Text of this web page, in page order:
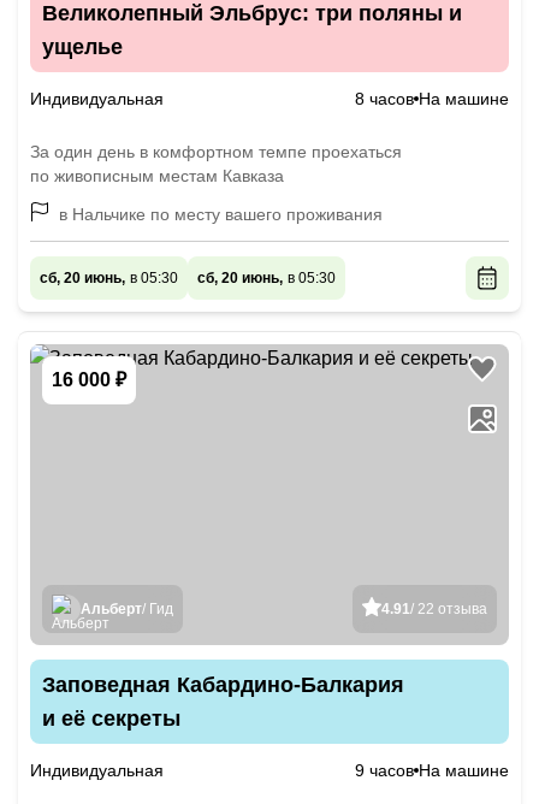
Великолепный Эльбрус: три поляны и
ущелье
Индивидуальная 8 часов На машине
За один день в комфортном темпе проехаться
по живописным местам Кавказа
в Нальчике по месту вашего проживания
сб, 20 июнь, в 05:30 сб, 20 июнь, в 05:30
16 000 ₽
4.91/ 22 отзыва
Альберт/ Гид
Заповедная Кабардино-Балкария
и её секреты
Индивидуальная 9 часов На машине